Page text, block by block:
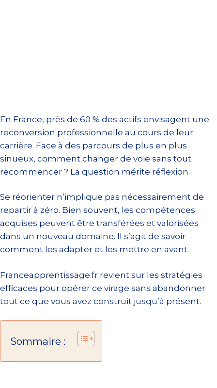
En France, près de 60 % des actifs envisagent une
reconversion professionnelle au cours de leur
carrière. Face à des parcours de plus en plus
sinueux, comment changer de voie sans tout
recommencer ? La question mérite réflexion.
Se réorienter n’implique pas nécessairement de
repartir à zéro. Bien souvent, les compétences
acquises peuvent être transférées et valorisées
dans un nouveau domaine. Il s’agit de savoir
comment les adapter et les mettre en avant.
Franceapprentissage.fr revient sur les stratégies
efficaces pour opérer ce virage sans abandonner
tout ce que vous avez construit jusqu’à présent.
Sommaire :